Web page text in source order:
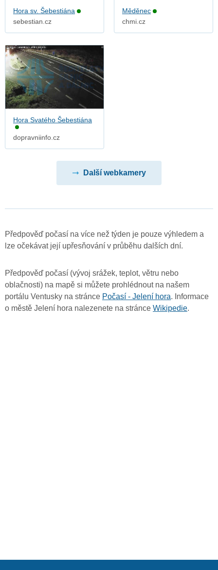
Hora sv. Šebestiána
sebestian.cz
Měděnec
chmi.cz
Hora Svatého Šebestiána
dopravniinfo.cz
Další webkamery
Předpověď počasí na více než týden je pouze výhledem a
lze očekávat její upřesňování v průběhu dalších dní.
Předpověď počasí (vývoj srážek, teplot, větru nebo
oblačnosti) na mapě si můžete prohlédnout na našem
portálu Ventusky na stránce Počasí - Jelení hora. Informace
o městě Jelení hora nalezenete na stránce Wikipedie.